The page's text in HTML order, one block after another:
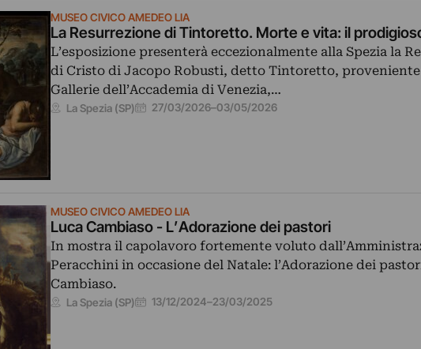
MUSEO CIVICO AMEDEO LIA
La Resurrezione di Tintoretto. Morte e vita: il
L’esposizione presenterà eccezionalmente alla Spezia la
di Cristo di Jacopo Robusti, detto Tintoretto,
Gallerie dell’Accademia di Venezia,…
La Spezia (SP) 27/03/2026–03/05/2026
MUSEO CIVICO AMEDEO LIA
Luca Cambiaso - L’Adorazione dei pastori
In mostra il capolavoro fortemente voluto
Peracchini in occasione del Natale: l’Adorazione dei
Cambiaso.
La Spezia (SP) 13/12/2024–23/03/2025